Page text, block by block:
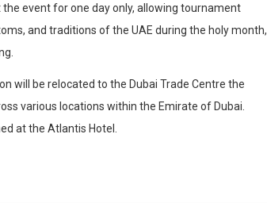
event for one day only, allowing tournament
and traditions of the UAE during the holy month,
will be relocated to the Dubai Trade Centre the
various locations within the Emirate of Dubai.
at the Atlantis Hotel.